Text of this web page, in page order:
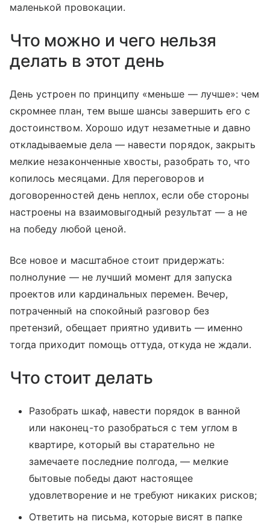
маленькой провокации.
Что можно и чего нельзя
делать в этот день
День устроен по принципу «меньше — лучше»: чем
скромнее план, тем выше шансы завершить его с
достоинством. Хорошо идут незаметные и давно
откладываемые дела — навести порядок, закрыть
мелкие незаконченные хвосты, разобрать то, что
копилось месяцами. Для переговоров и
договоренностей день неплох, если обе стороны
настроены на взаимовыгодный результат — а не
на победу любой ценой.
Все новое и масштабное стоит придержать:
полнолуние — не лучший момент для запуска
проектов или кардинальных перемен. Вечер,
потраченный на спокойный разговор без
претензий, обещает приятно удивить — именно
тогда приходит помощь оттуда, откуда не ждали.
Что стоит делать
Разобрать шкаф, навести порядок в ванной
или наконец-то разобраться с тем углом в
квартире, который вы старательно не
замечаете последние полгода, — мелкие
бытовые победы дают настоящее
удовлетворение и не требуют никаких рисков;
Ответить на письма, которые висят в папке